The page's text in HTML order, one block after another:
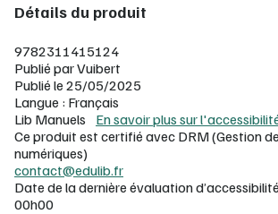
Détails du produit
9782311415124
Publié par Vuibert
Publié le 25/05/2025
Langue : Français
Lib Manuels
En savoir plus sur
Ce produit est certifié avec DRM (Gestion
numériques)
contact@edulib.fr
Date de la dernière évaluation
00h00